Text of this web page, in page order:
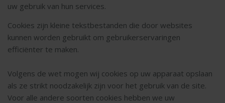
uw gebruik van hun services.
Cookies zijn kleine tekstbestanden die door websites
kunnen worden gebruikt om gebruikerservaringen
efficiënter te maken.
Volgens de wet mogen wij cookies op uw apparaat opslaan
als ze strikt noodzakelijk zijn voor het gebruik van de site.
Voor alle andere soorten cookies hebben we uw